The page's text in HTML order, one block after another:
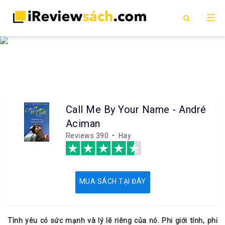
Call Me By Your Name - André
Aciman
Reviews 390 • Hay
MUA SÁCH TẠI ĐÂY
Tình yêu có sức mạnh và lý lẽ riêng của nó. Phi giới tính, phi